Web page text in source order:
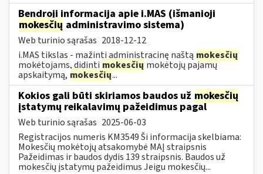
Bendroji informacija apie i.MAS (išmanioji
mokesčių administravimo sistema)
Web turinio sąrašas 2018-12-12
i.MAS tikslas - mažinti administracinę naštą mokesčių
mokėtojams, didinti mokesčių mokėtojų pajamų
apskaitymą, mokesčių...
Kokios gali būti skiriamos baudos už mokesčių
įstatymų reikalavimų pažeidimus pagal
Web turinio sąrašas 2025-06-03
Registracijos numeris KM3549 Ši informacija skelbiama:
Mokesčių mokėtojų atsakomybė MAĮ straipsnis
Pažeidimas ir baudos dydis 139 straipsnis. Baudos už
mokesčių įstatymų pažeidimus Jeigu mokesčių...